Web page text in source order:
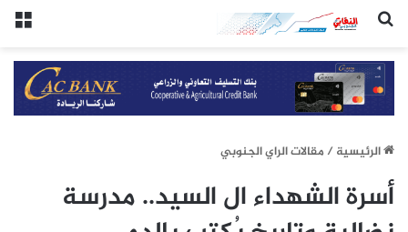
(النقابي الجنوبي:/خاص.)
الرئيسيِة/مقالات الراي الجنوبي
أسرة الشهداء ال السيد.. مدرسة